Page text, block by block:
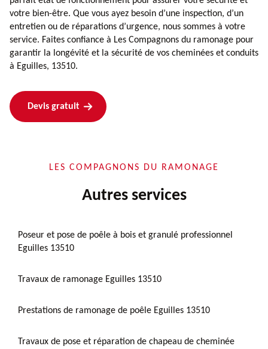
votre bien-être. Que vous ayez besoin d’une inspection, d’un
entretien ou de réparations d’urgence, nous sommes à votre
service. Faites confiance à Les Compagnons du ramonage pour
garantir la longévité et la sécurité de vos cheminées et conduits
à Eguilles, 13510.
Devis gratuit
LES COMPAGNONS DU RAMONAGE
Autres services
Poseur et pose de poêle à bois et granulé professionnel
Eguilles 13510
Travaux de ramonage Eguilles 13510
Prestations de ramonage de poêle Eguilles 13510
Travaux de pose et réparation de chapeau de cheminée